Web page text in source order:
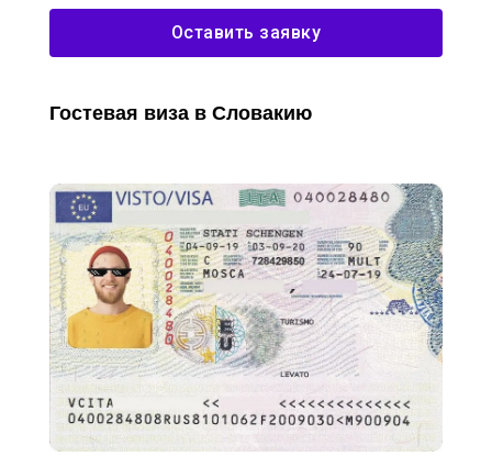
Оставить заявку
Гостевая виза в Словакию